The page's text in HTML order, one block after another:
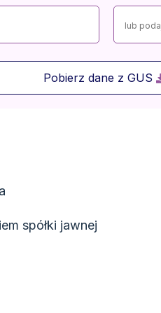
Pobierz dane z GUS
spółki jawnej